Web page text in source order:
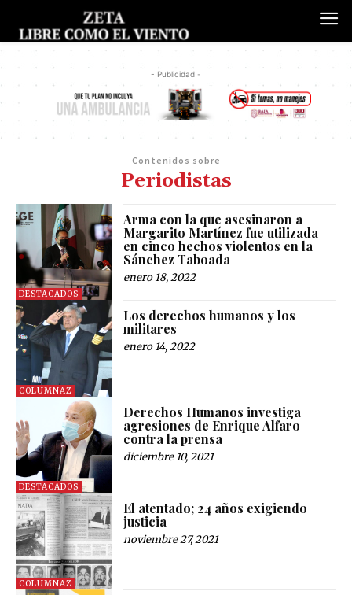
- Publicidad -
Contenidos sobre
Periodistas
DESTACADOS
Arma con la que asesinaron a
Margarito Martínez fue utilizada
en cinco hechos violentos en la
Sánchez Taboada
enero 18, 2022
COLUMNAZ
Los derechos humanos y los
militares
enero 14, 2022
DESTACADOS
Derechos Humanos investiga
agresiones de Enrique Alfaro
contra la prensa
diciembre 10, 2021
COLUMNAZ
El atentado; 24 años exigiendo
justicia
noviembre 27, 2021